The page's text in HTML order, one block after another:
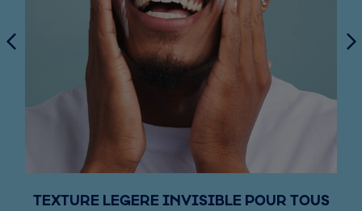
TEXTURE LEGERE INVISIBLE POUR TOUS